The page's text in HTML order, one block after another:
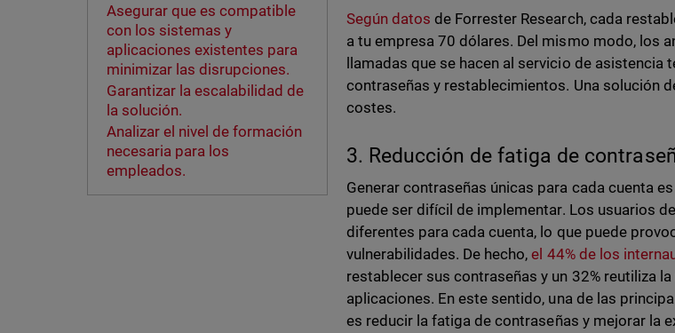
Asegurar que es compatible
con los sistemas y
aplicaciones existentes para
minimizar las disrupciones.
Garantizar la escalabilidad de
la solución.
Analizar el nivel de formación
necesaria para los
empleados.
Según datos de Forrester Research, cada
a tu empresa 70 dólares. Del mismo modo, los
llamadas que se hacen al servicio de
contraseñas y restablecimientos. Una solución
costes.
3. Reducción de fatiga de
Generar contraseñas únicas para cada cuenta
puede ser difícil de implementar. Los usuarios
diferentes para cada cuenta, lo que puede
vulnerabilidades. De hecho,el 44% de los
restablecer sus contraseñas y un 32% reutiliza
aplicaciones. En este sentido, una de las
es reducir la fatiga de contraseñas y mejorar la